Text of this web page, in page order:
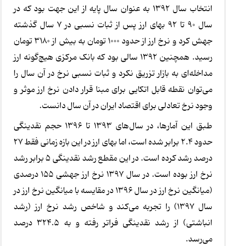
انتخاب سال ۱۳۹۲ به عنوان سال پایه از این جهت بود که در
سال ۹۰ تا ۹۲ بهای ارز پس از ثبات نسبی در ۷ سال گذشته
جهش کرد و نرخ ارز از حدود ۱۰۰۰ تومان به بیش از ۳۱۸۰ تومان
رسید. همچنین ۱۳۹۲ سالی بود که بانک مرکزی هیچ‌گونه ارز
مداخله‌ای به بازار تزریق نکرد و ثبات نسبی نرخ در آن سال را
می‌توان نقطه قابل اتکایی برای مبنا قرار دادن نرخ ارز موثر و
وجود نرخ تعادلی برای اقتصاد ایران در آن سال دانست.
طبق این آمارها، در سال‌های ۱۳۹۳ تا ۱۳۹۶ حجم نقدینگی
حدود ۲.۴ برابر شده است، اما بهای ارز در این بازه زمانی فقط ۲۷
درصد رشد کرده است. در این مقطع رشد نقدینگی ۵ برابر رشد
نرخ ارز بوده است. در سال ۱۳۹۷ نرخ ارز جهشی ۱۵۵ درصدی
(میانگین نرخ ارز در سال ۱۳۹۶ در مقایسه با میانگین نرخ ارز در
سال ۱۳۹۷) را تجربه می‌کند و شاخص رشد نرخ ارز (رشد
انباشتی) از رشد نقدینگی فراتر رفته و به ۳۲۴.۵ درصد
می‌رسد.